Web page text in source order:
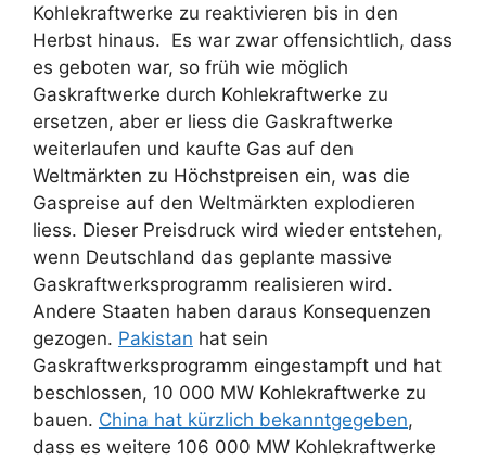
Kohlekraftwerke zu reaktivieren bis in den
Herbst hinaus. Es war zwar offensichtlich, dass
es geboten war, so früh wie möglich
Gaskraftwerke durch Kohlekraftwerke zu
ersetzen, aber er liess die Gaskraftwerke
weiterlaufen und kaufte Gas auf den
Weltmärkten zu Höchstpreisen ein, was die
Gaspreise auf den Weltmärkten explodieren
liess. Dieser Preisdruck wird wieder entstehen,
wenn Deutschland das geplante massive
Gaskraftwerksprogramm realisieren wird.
Andere Staaten haben daraus Konsequenzen
gezogen. Pakistan hat sein
Gaskraftwerksprogramm eingestampft und hat
beschlossen, 10 000 MW Kohlekraftwerke zu
bauen. China hat kürzlich bekanntgegeben,
dass es weitere 106 000 MW Kohlekraftwerke